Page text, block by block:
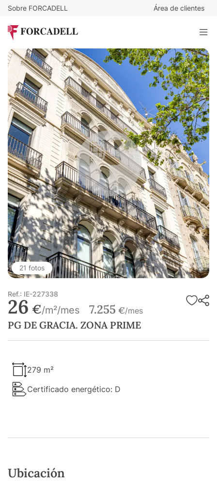
Sobre FORCADELL Área de clientes
PG DE GRACIA. ZONA PRIME
279 m²
21 fotos
Ref.: IE-227338
26 €/m²/mes 7.255 €/mes
PG DE GRACIA. ZONA PRIME
279 m²
Certificado energético: D
Ubicación